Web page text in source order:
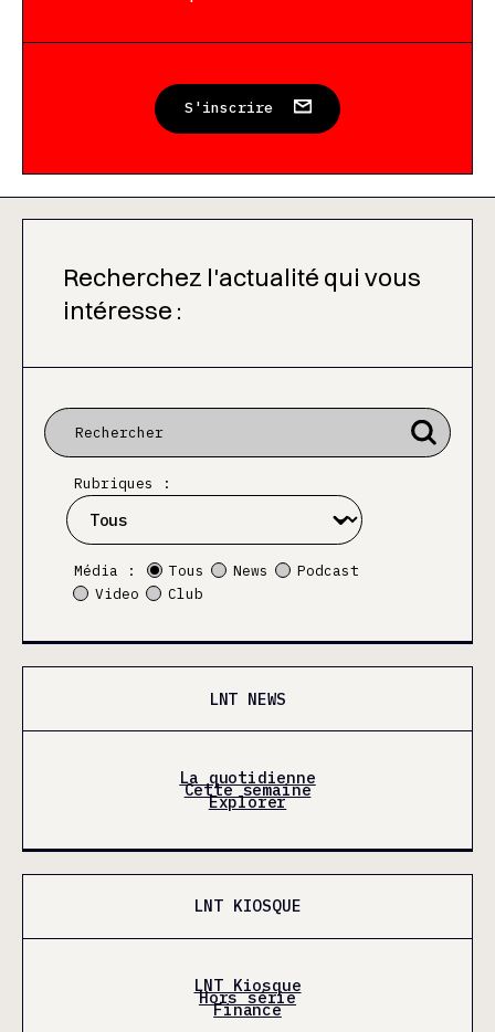
S'inscrire
Recherchez l'actualité qui vous
intéresse :
Rubriques :
Média : Tous News
Podcast
Video
Club
LNT NEWS
La quotidienne
Cette semaine
Explorer
LNT KIOSQUE
LNT Kiosque
Hors série
Finance